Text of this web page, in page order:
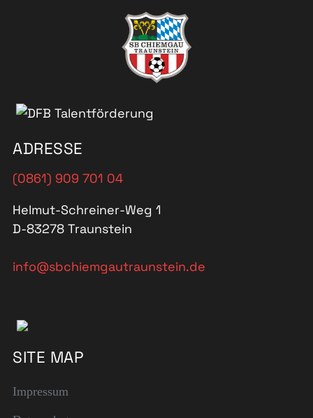
ADRESSE
(0861) 909 701 04
Helmut-Schreiner-Weg 1
D-83278 Traunstein
info@sbchiemgautraunstein.de
SITE MAP
Impressum